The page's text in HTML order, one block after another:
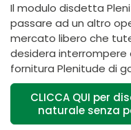
Il modulo disdetta
passare ad un altro
mercato libero che
desidera
fornitura Plenitude di
CLICCA QUI per
naturale senza